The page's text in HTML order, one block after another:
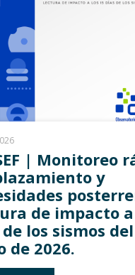
| Monitoreo
y
de impacto
los sismos
de 2026.